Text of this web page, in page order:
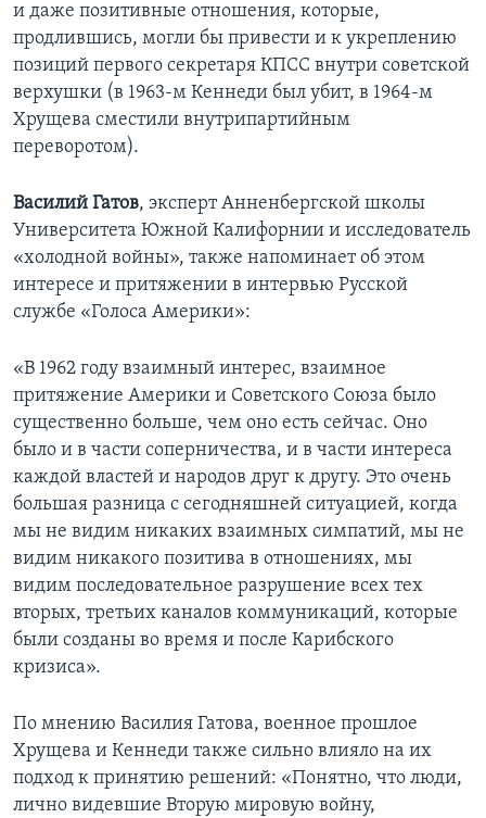
и даже позитивные отношения, которые,
продлившись, могли бы привести и к укреплению
позиций первого секретаря КПСС внутри советской
верхушки (в 1963-м Кеннеди был убит, в 1964-м
Хрущева сместили внутрипартийным
переворотом).
Василий Гатов, эксперт Анненбергской школы
Университета Южной Калифорнии и исследователь
«холодной войны», также напоминает об этом
интересе и притяжении в интервью Русской
службе «Голоса Америки»:
«В 1962 году взаимный интерес, взаимное
притяжение Америки и Советского Союза было
существенно больше, чем оно есть сейчас. Оно
было и в части соперничества, и в части интереса
каждой властей и народов друг к другу. Это очень
большая разница с сегодняшней ситуацией, когда
мы не видим никаких взаимных симпатий, мы не
видим никакого позитива в отношениях, мы
видим последовательное разрушение всех тех
вторых, третьих каналов коммуникаций, которые
были созданы во время и после Карибского
кризиса».
По мнению Василия Гатова, военное прошлое
Хрущева и Кеннеди также сильно влияло на их
подход к принятию решений: «Понятно, что люди,
лично видевшие Вторую мировую войну,